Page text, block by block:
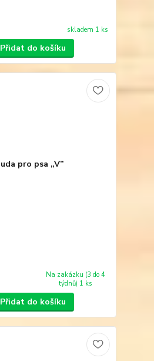
skladem 1 ks
Přidat do košíku
Na zakázku (3 do 4
týdnů) 1 ks
Přidat do košíku